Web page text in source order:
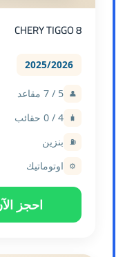
CHERY TIGGO 8
2025/2026
👤 5 / 7 مقاعد
🧳 4 / 0 حقائب
⛽ بنزين
⚙️ اوتوماتيك
احجز